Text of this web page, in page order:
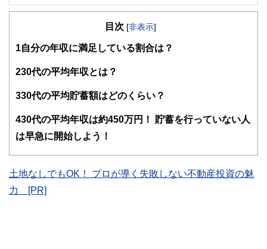
FinancialField編集部は、金融、経済に関する記事を、日々
知識がない方でも理解できるようわかりやすく発信していま
得者を中心に「お金や暮らし」に関する書籍・雑誌の編集経
験者で構成され、企画立案から記事掲載まですべての工程に
護士、税理士、宅地建物取引士、相続診断士、住宅ローンア
ドバイザー、DCプランナー、公認会計士、社会保険労務
士、行政書士、投資アナリスト、キャリアコンサルタントな
をわかりやすく発信している点です。
目次 [非表示]
1 自分の年収に満足している割合は？
230代の平均年収とは？
330代の平均貯蓄額はどのくらい？
430代の平均年収は約450万円！ 貯蓄を行っていない人
は早急に開始しよう！
土地なしでもOK！ プロが導く失敗しない不動産投資の魅
力 [PR]